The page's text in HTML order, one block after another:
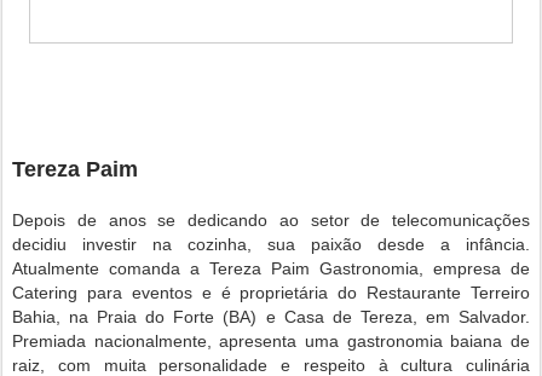
Tereza Paim
Depois de anos se dedicando ao setor de telecomunicações
decidiu investir na cozinha, sua paixão desde a infância.
Atualmente comanda a Tereza Paim Gastronomia, empresa de
Catering para eventos e é proprietária do Restaurante Terreiro
Bahia, na Praia do Forte (BA) e Casa de Tereza, em Salvador.
Premiada nacionalmente, apresenta uma gastronomia baiana de
raiz, com muita personalidade e respeito à cultura culinária